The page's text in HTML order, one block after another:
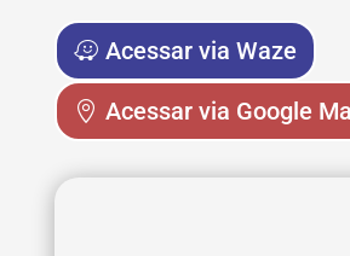
Acessar via Waze
Acessar via Google